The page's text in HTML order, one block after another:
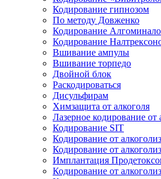
Кодирование гипнозом
По методу Довженко
Кодирование
Кодирование
Вшивание ампулы
Вшивание торпедо
Двойной блок
Раскодироваться
Дисульфирам
Химзащита от алкоголя
Лазерное кодирование от
Кодирование SIT
Кодирование от
Кодирование от
Имплантация
Кодирование от